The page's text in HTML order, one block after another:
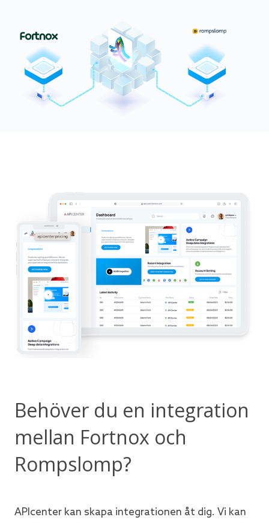
Behöver du en integration
mellan Fortnox och
Rompslomp?
APIcenter kan skapa integrationen åt dig. Vi kan